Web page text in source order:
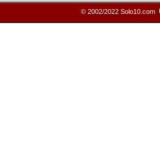
© 2002/2022 Solo10.com